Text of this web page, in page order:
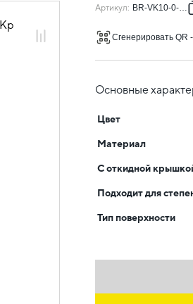
Артикул: BR-VK10-0-K10
Сгенерировать QR
Основные
Цвет
Материал
С откидной
Подходит для
Тип поверхности